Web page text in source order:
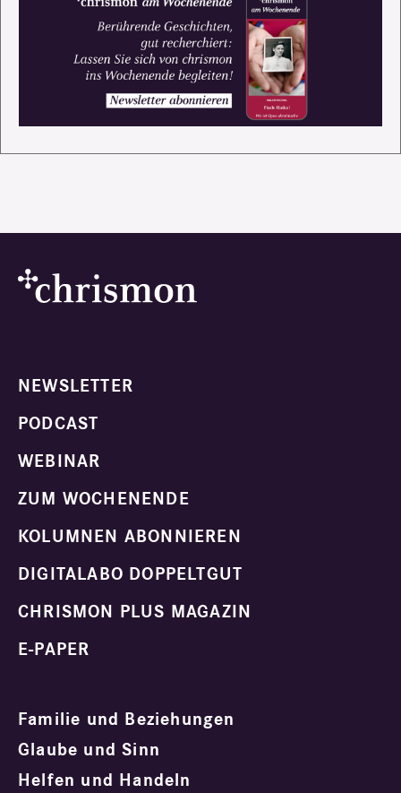
NEWSLETTER
PODCAST
WEBINAR
ZUM WOCHENENDE
KOLUMNEN ABONNIEREN
DIGITALABO DOPPELTGUT
CHRISMON PLUS MAGAZIN
E-PAPER
Familie und Beziehungen
Glaube und Sinn
Helfen und Handeln